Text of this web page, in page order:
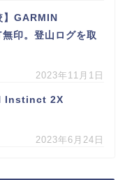
】GARMIN
印。登山ログを取
2023年11月1日
Instinct 2X
2023年6月24日